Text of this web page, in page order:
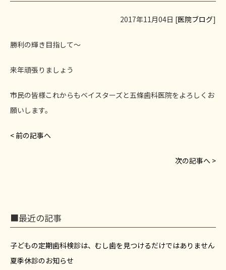
2017年11月04日 [医院ブログ]
勝利の輝き目指して〜
来年頑張りましょう
市民の皆様これからもベイスターズと五條歯科医院をよろしくお
願いします。
< 前の記事へ
次の記事へ >
■最近の記事
子どもの定期歯科検診は、むし歯を見つけるだけではありません
夏季休診のお知らせ